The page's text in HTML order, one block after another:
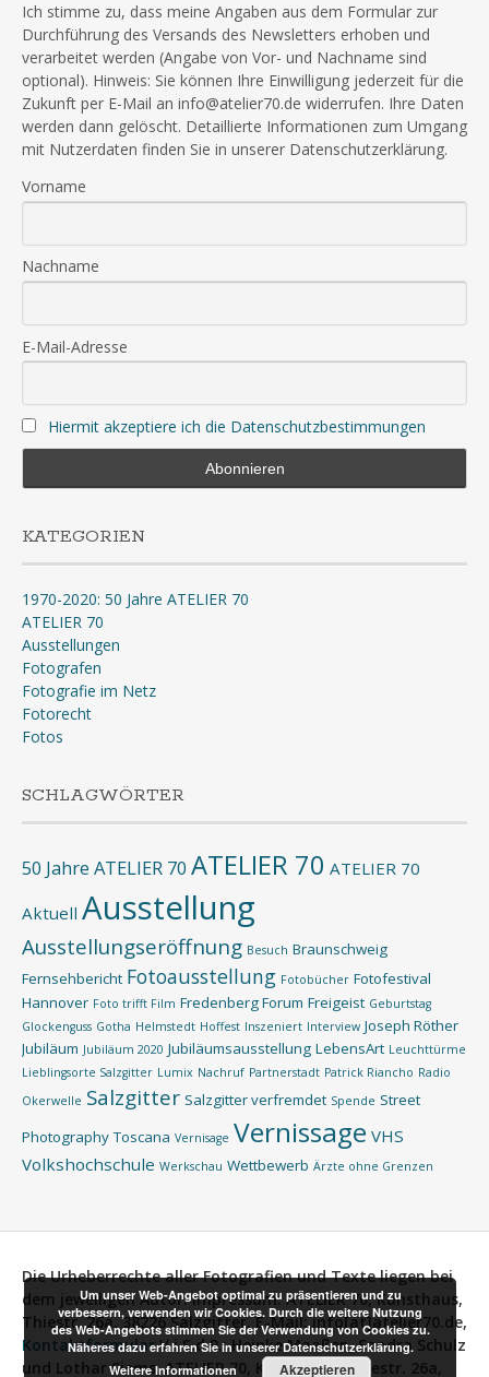
Ich stimme zu, dass meine Angaben aus dem Formular zur
Durchführung des Versands des Newsletters erhoben und
verarbeitet werden (Angabe von Vor- und Nachname sind
optional). Hinweis: Sie können Ihre Einwilligung jederzeit für die
Zukunft per E-Mail an info@atelier70.de widerrufen. Ihre Daten
werden dann gelöscht. Detaillierte Informationen zum Umgang
mit Nutzerdaten finden Sie in unserer Datenschutzerklärung.
Vorname
Nachname
E-Mail-Adresse
Hiermit akzeptiere ich die Datenschutzbestimmungen
KATEGORIEN
1970-2020: 50 Jahre ATELIER 70
ATELIER 70
Ausstellungen
Fotografen
Fotografie im Netz
Fotorecht
Fotos
SCHLAGWÖRTER
50 Jahre ATELIER 70 ATELIER 70 ATELIER 70
Aktuell Ausstellung
Ausstellungseröffnung Besuch Braunschweig
Fernsehbericht Fotoausstellung Fotobücher Fotofestival
Hannover Foto trifft Film Fredenberg Forum Freigeist Geburtstag
Glockenguss Gotha Helmstedt Hoffest Inszeniert Interview Joseph Röther
Jubiläum Jubiläum 2020 Jubiläumsausstellung LebensArt Leuchttürme
Lieblingsorte Salzgitter Lumix Nachruf Partnerstadt Patrick Riancho Radio
Okerwelle Salzgitter Salzgitter verfremdet Spende Street
Photography Toscana Vernisage Vernissage VHS
Volkshochschule Werkschau Wettbewerb Ärzte ohne Grenzen
Die Urheberrechte aller Fotografien und Texte liegen bei
dem jeweiligen Autor.Impressum: ATELIER 70, Kunsthaus,
Thiestr. 26a, 38226 Salzgitter, E-Mail: info[at]atelier70.de,
Kontaktformular V.i.S.d.P.:Heinke Maaßen, Sandra Schulz
und Lothar Siems, ATELIER 70, Kunsthaus, Thiestr. 26a,
Um unser Web-Angebot optimal zu präsentieren und zu
verbessern, verwenden wir Cookies. Durch die weitere Nutzung
des Web-Angebots stimmen Sie der Verwendung von Cookies zu.
Näheres dazu erfahren Sie in unserer Datenschutzerklärung.
Weitere Informationen
Akzeptieren